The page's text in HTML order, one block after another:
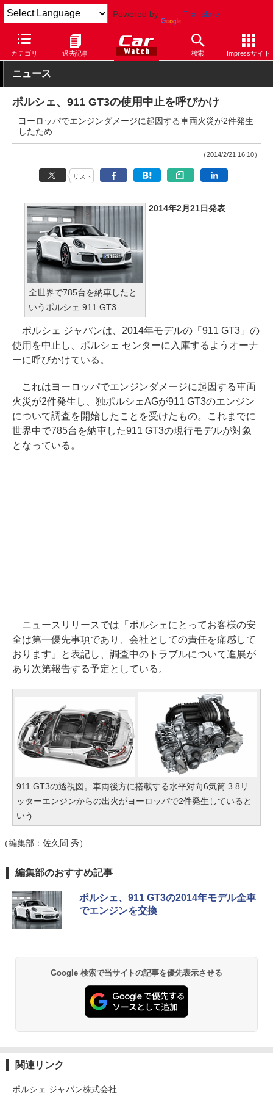
Powered by Translate
カテゴリ 過去記事 検索 Impressサイト
Car Watch 自動車 ポルシェ 911
ニュース
ポルシェ、911 GT3の使用中止を呼びかけ
ヨーロッパでエンジンダメージに起因する車両火災が2件発生
したため
（2014/2/21 16:10）
リスト
全世界で785台を納車したと
いうポルシェ 911 GT3
2014年2月21日発表
ポルシェ ジャパンは、2014年モデルの「911 GT3」の
使用を中止し、ポルシェ センターに入庫するようオーナ
ーに呼びかけている。
これはヨーロッパでエンジンダメージに起因する車両
火災が2件発生し、独ポルシェAGが911 GT3のエンジン
について調査を開始したことを受けたもの。これまでに
世界中で785台を納車した911 GT3の現行モデルが対象
となっている。
ニュースリリースでは「ポルシェにとってお客様の安
全は第一優先事項であり、会社としての責任を痛感して
おります」と表記し、調査中のトラブルについて進展が
あり次第報告する予定としている。
911 GT3の透視図。車両後方に搭載する水平対向6気筒 3.8リ
ッターエンジンからの出火がヨーロッパで2件発生していると
いう
（編集部：佐久間 秀）
編集部のおすすめ記事
ポルシェ、911 GT3の2014年モデル全車
でエンジンを交換
Google 検索で当サイトの記事を優先表示させる
関連リンク
ポルシェ ジャパン株式会社